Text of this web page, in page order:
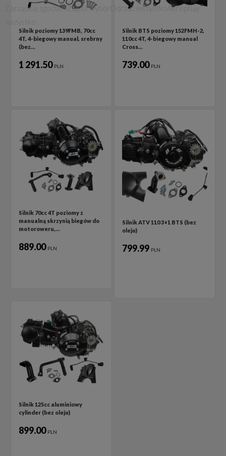
Silnik poziomy 139FMB, 70cc
4T, 4-biegowy manual, srebrny
(bez…
1 291.50 PLN
Silnik BTS poziomy 152FMH-2,
110cc 4T, 4-biegowy manual
Cross…
739.00 PLN
Silnik 70cc 4T poziomy z
manualną skrzynią biegów do
motoroweru,…
889.00 PLN
Silnik ATV 110 3+1 BTS (bez
oleju)
799.99 PLN
Silnik 125cc aluminiowy
cylinder (bez oleju)
899.00 PLN
Zarządzaj zgodami Zapisz wybór Odrzuć wszystko
Akceptuję